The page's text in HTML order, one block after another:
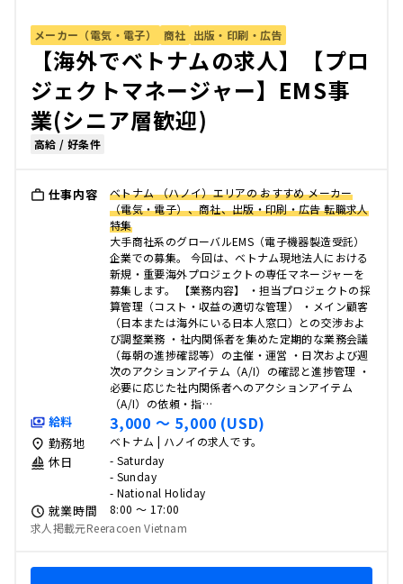
メーカー（電気・電子） 商社 出版・印刷・広告
【海外でベトナムの求人】【プロ
ジェクトマネージャー】EMS事
業(シニア層歓迎)
高給 / 好条件
仕事内容
ベトナム （ハノイ）エリアの おすすめ メーカー
（電気・電子）、商社、出版・印刷・広告 転職求人
特集
大手商社系のグローバルEMS（電子機器製造受託）
企業での募集。 今回は、ベトナム現地法人における
新規・重要海外プロジェクトの専任マネージャーを
募集します。 【業務内容】 ・担当プロジェクトの採
算管理（コスト・収益の適切な管理） ・メイン顧客
（日本または海外にいる日本人窓口）との交渉およ
び調整業務 ・社内関係者を集めた定期的な業務会議
（毎朝の進捗確認等）の主催・運営 ・日次および週
次のアクションアイテム（A/I）の確認と進捗管理 ・
必要に応じた社内関係者へのアクションアイテム
（A/I）の依頼・指…
給料 3,000 〜 5,000 (USD)
勤務地 ベトナム | ハノイの求人です。
休日
- Saturday
- Sunday
- National Holiday
就業時間
8:00 〜 17:00
求人掲載元Reeracoen Vietnam